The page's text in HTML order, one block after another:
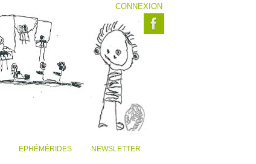
CONNEXION
EPHÉMÉRIDES NEWSLETTER